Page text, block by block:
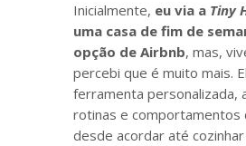
Inicialmente, eu via a Tiny
uma casa de fim de
opção de Airbnb, mas,
percebi que é muito mais.
ferramenta personalizada,
rotinas e comportamentos
desde acordar até